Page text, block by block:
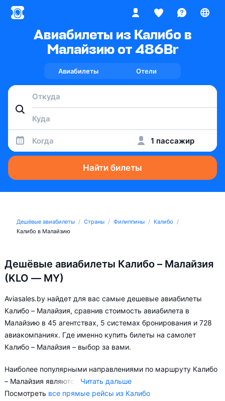
Авиабилеты из Калибо в
Малайзию от 486Br
Авиабилеты Отели
Когда 1 пассажир
Найти билеты
Дешёвые авиабилеты Страны Филиппины
Калибо
Калибо в Малайзию
Дешёвые авиабилеты Калибо – Малайзия
(KLO — MY)
Aviasales.by найдет для вас самые дешевые авиабилеты
Калибо – Малайзия, сравнив стоимость авиабилета в
Малайзию в 45 агентствах, 5 системах бронирования и 728
авиакомпаниях. Где именно купить билеты на самолет
Калибо – Малайзия – выбор за вами.
Наиболее популярными направлениями по маршруту Калибо
– Малайзия являются: Читать дальше
Посмотреть все прямые рейсы из Калибо